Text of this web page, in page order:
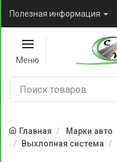
Полезная информация
Меню
Главная Марки авто
Выхлопная система